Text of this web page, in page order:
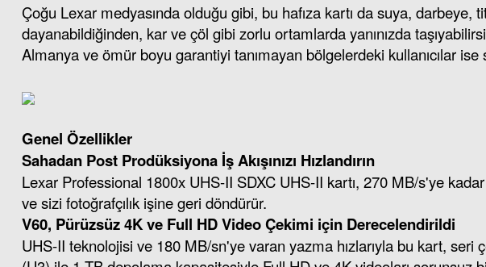
Çoğu Lexar medyasında olduğu gibi, bu hafıza kartı da suya, darbeye,
dayanabildiğinden, kar ve çöl gibi zorlu ortamlarda yanınızda
Almanya ve ömür boyu garantiyi tanımayan bölgelerdeki kullanıcılar ise
Genel Özellikler
Sahadan Post Prodüksiyona İş Akışınızı Hızlandırın
Lexar Professional 1800x UHS-II SDXC UHS-II kartı, 270 MB/s'ye kadar
ve sizi fotoğrafçılık işine geri döndürür.
V60, Pürüzsüz 4K ve Full HD Video Çekimi için Derecelendirildi
UHS-II teknolojisi ve 180 MB/sn'ye varan yazma hızlarıyla bu kart, seri